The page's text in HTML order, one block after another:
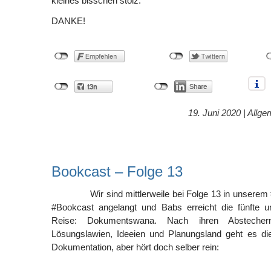
DANKE!
19. Juni 2020 |
Bookcast – Folge 13
Wir sind mittlerweile bei Folge 13 in
#Bookcast angelangt und Babs erreicht die fünfte
Reise: Dokumentswana. Nach ihren
Lösungslawien, Ideeien und Planungsland geht es
Dokumentation, aber hört doch selber rein: